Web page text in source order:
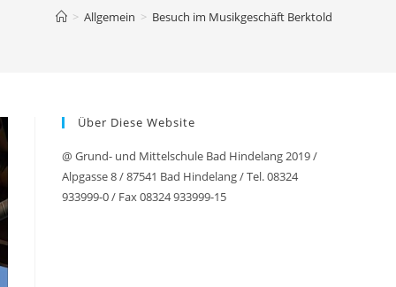
> Allgemein > Besuch im Musikgeschäft Berktold
Über Diese Website
@ Grund- und Mittelschule Bad Hindelang 2019 /
Alpgasse 8 / 87541 Bad Hindelang / Tel. 08324
933999-0 / Fax 08324 933999-15